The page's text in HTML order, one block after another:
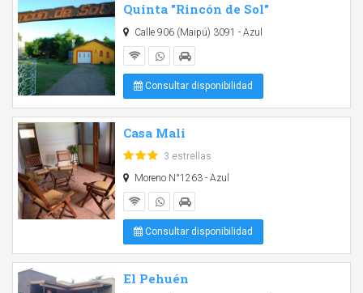
Quinta "Rincón de Sol"
Calle 906 (Maipú) 3091 - Azul
Consultar disponibilidad
Casa Mali
3 estrellas
Moreno N°1263 - Azul
Consultar disponibilidad
El Pehuén